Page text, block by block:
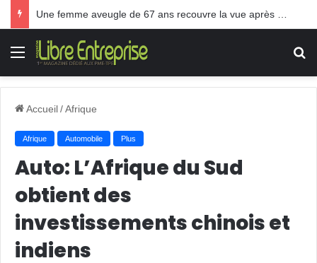
Menu
Accueil/Afrique
Afrique Automobile Plus
Auto: L’Afrique du Sud
obtient des
investissements chinois et
indiens